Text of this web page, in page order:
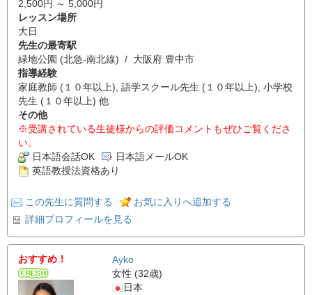
2,500円 ～ 5,000円
レッスン場所
大日
先生の最寄駅
緑地公園 (北急-南北線) / 大阪府 豊中市
指導経験
家庭教師 (１０年以上), 語学スクール先生 (１０年以上), 小学校
先生 (１０年以上) 他
その他
※受講されている生徒様からの評価コメントもぜひご覧くださ
い。
日本語会話OK
日本語メールOK
英語教授法資格あり
この先生に質問する
お気に入りへ追加する
詳細プロフィールを見る
おすすめ！
Ayko
女性 (32歳)
日本